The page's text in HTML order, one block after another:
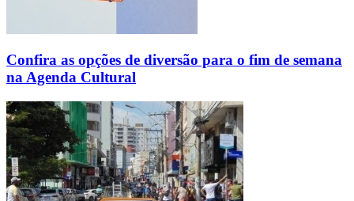
Confira as opções de diversão para o fim de semana
na Agenda Cultural